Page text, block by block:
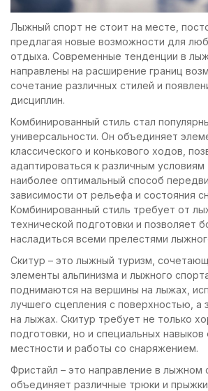
Лыжный спорт не стоит на месте,
предлагая новые возможности для
отдыха. Современные тенденции в
направлены на расширение границ
сочетание различных стилей и
дисциплин.
Комбинированный стиль стал
универсальности. Он объединяет
классического и конькового ходов,
адаптироваться к различным
наиболее оптимальный способ
зависимости от рельефа и состояния
Комбинированный стиль требует от
технической подготовки и позволяет
насладиться всеми прелестями
Скитур – это лыжный туризм,
элементы альпинизма и лыжного
поднимаются на вершины на лыжах,
лучшего сцепления с поверхностью, а
на лыжах. Скитур требует не только
подготовки, но и специальных навыков
местности и работы со снаряжением.
Фристайл – это направление в лыжном
объединяет различные трюки и